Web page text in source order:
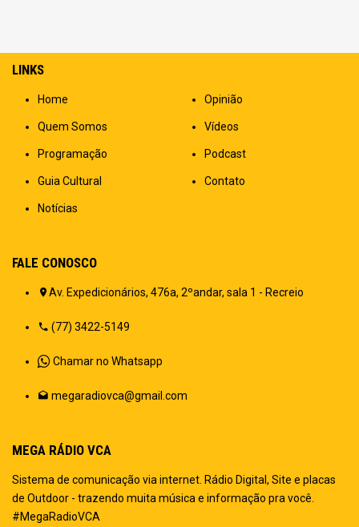
LINKS
Home
Quem Somos
Programação
Guia Cultural
Notícias
Opinião
Vídeos
Podcast
Contato
FALE CONOSCO
Av. Expedicionários, 476a, 2ºandar, sala 1 - Recreio
(77) 3422-5149
Chamar no Whatsapp
megaradiovca@gmail.com
MEGA RÁDIO VCA
Sistema de comunicação via internet. Rádio Digital, Site e placas
de Outdoor - trazendo muita música e informação pra você.
#MegaRadioVCA